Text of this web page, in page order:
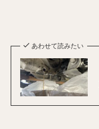
あわせて読みたい